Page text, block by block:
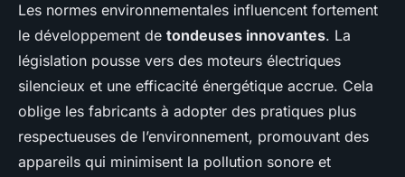
Les normes environnementales influencent fortement
le développement de tondeuses innovantes. La
législation pousse vers des moteurs électriques
silencieux et une efficacité énergétique accrue. Cela
oblige les fabricants à adopter des pratiques plus
respectueuses de l’environnement, promouvant des
appareils qui minimisent la pollution sonore et